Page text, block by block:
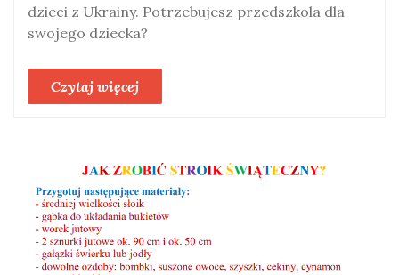
dzieci z Ukrainy. Potrzebujesz przedszkola dla
swojego dziecka?
Czytaj więcej